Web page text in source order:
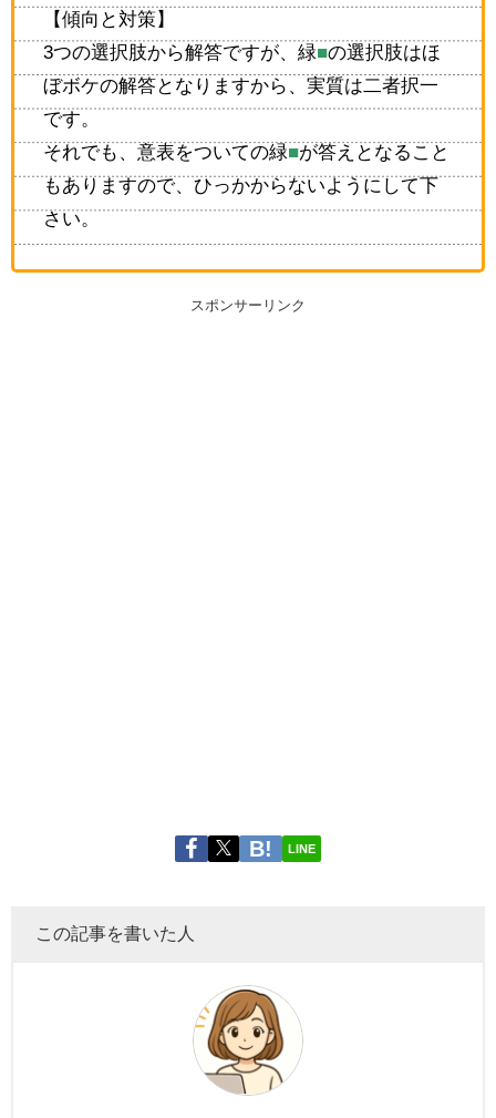
【傾向と対策】
3つの選択肢から解答ですが、緑■の選択肢はほ
ぼボケの解答となりますから、実質は二者択一
です。
それでも、意表をついての緑■が答えとなること
もありますので、ひっかからないようにして下
さい。
スポンサーリンク
LINE
この記事を書いた人